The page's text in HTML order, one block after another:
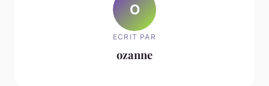
O
ECRIT PAR
ozanne